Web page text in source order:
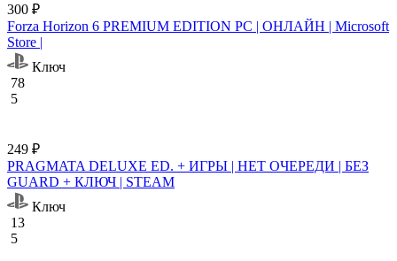
300 ₽
Forza Horizon 6 PREMIUM EDITION PC | ОНЛАЙН | Microsoft
Store |
Ключ
78
5
249 ₽
PRAGMATA DELUXE ED. + ИГРЫ | НЕТ ОЧЕРЕДИ | БЕЗ
GUARD + КЛЮЧ | STEAM
Ключ
13
5